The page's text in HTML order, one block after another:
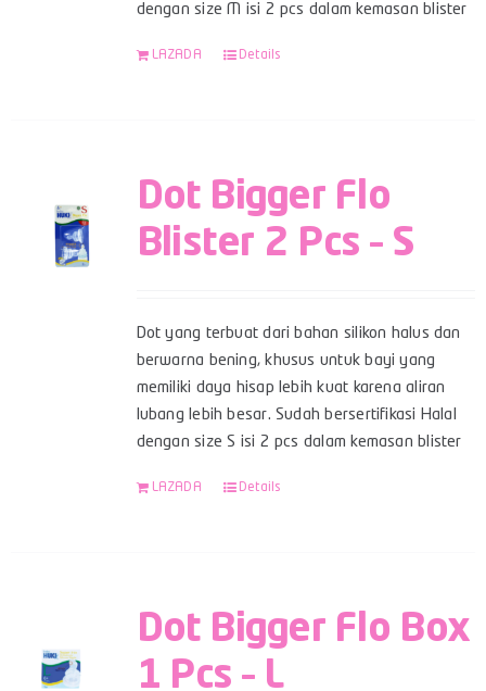
dengan size M isi 2 pcs dalam kemasan blister
LAZADA Details
Dot Bigger Flo
Blister 2 Pcs – S
Dot yang terbuat dari bahan silikon halus dan
berwarna bening, khusus untuk bayi yang
memiliki daya hisap lebih kuat karena aliran
lubang lebih besar. Sudah bersertifikasi Halal
dengan size S isi 2 pcs dalam kemasan blister
LAZADA Details
Dot Bigger Flo Box
1 Pcs – L